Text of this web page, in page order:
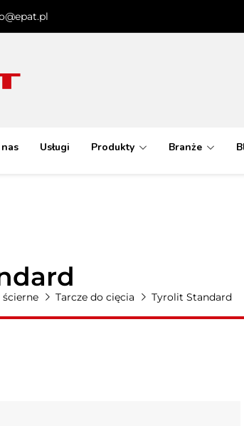
Usługi Produkty Branże
ścierne Tarcze do cięcia Tyrolit Standard